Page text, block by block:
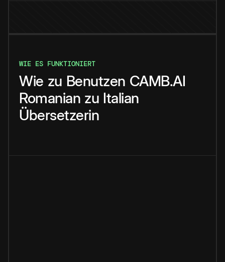
WIE ES FUNKTIONIERT
Wie zu Benutzen CAMB.AI
Romanian zu Italian
Übersetzerin